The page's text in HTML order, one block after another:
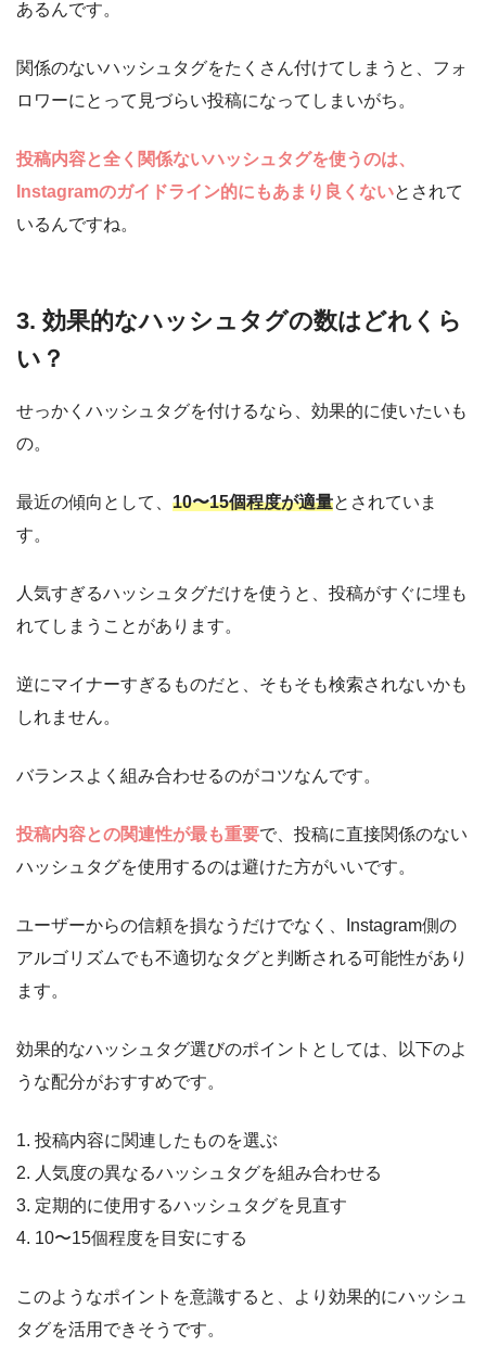
あるんです。
関係のないハッシュタグをたくさん付けてしまうと、フォ
ロワーにとって見づらい投稿になってしまいがち。
投稿内容と全く関係ないハッシュタグを使うのは、
Instagramのガイドライン的にもあまり良くないとされて
いるんですね。
3. 効果的なハッシュタグの数はどれくら
い？
せっかくハッシュタグを付けるなら、効果的に使いたいも
の。
最近の傾向として、 10〜15個程度が適量とされていま
す。
人気すぎるハッシュタグだけを使うと、投稿がすぐに埋も
れてしまうことがあります。
逆にマイナーすぎるものだと、そもそも検索されないかも
しれません。
バランスよく組み合わせるのがコツなんです。
投稿内容との関連性が最も重要で、投稿に直接関係のない
ハッシュタグを使用するのは避けた方がいいです。
ユーザーからの信頼を損なうだけでなく、Instagram側の
アルゴリズムでも不適切なタグと判断される可能性があり
ます。
効果的なハッシュタグ選びのポイントとしては、以下のよ
うな配分がおすすめです。
1. 投稿内容に関連したものを選ぶ
2. 人気度の異なるハッシュタグを組み合わせる
3. 定期的に使用するハッシュタグを見直す
4. 10〜15個程度を目安にする
このようなポイントを意識すると、より効果的にハッシュ
タグを活用できそうです。